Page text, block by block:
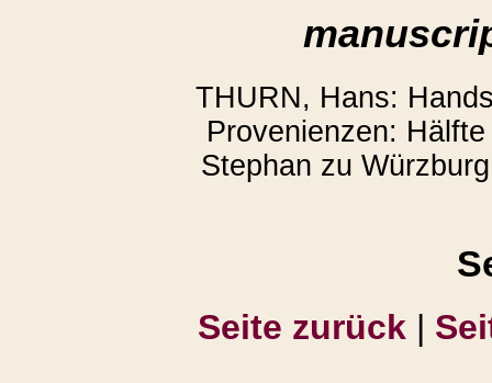
THURN, Hans:
Provenienzen:
Stephan zu
Seite zurück |